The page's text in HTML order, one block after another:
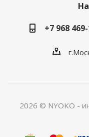
+7 968
2026 © NYOKO -